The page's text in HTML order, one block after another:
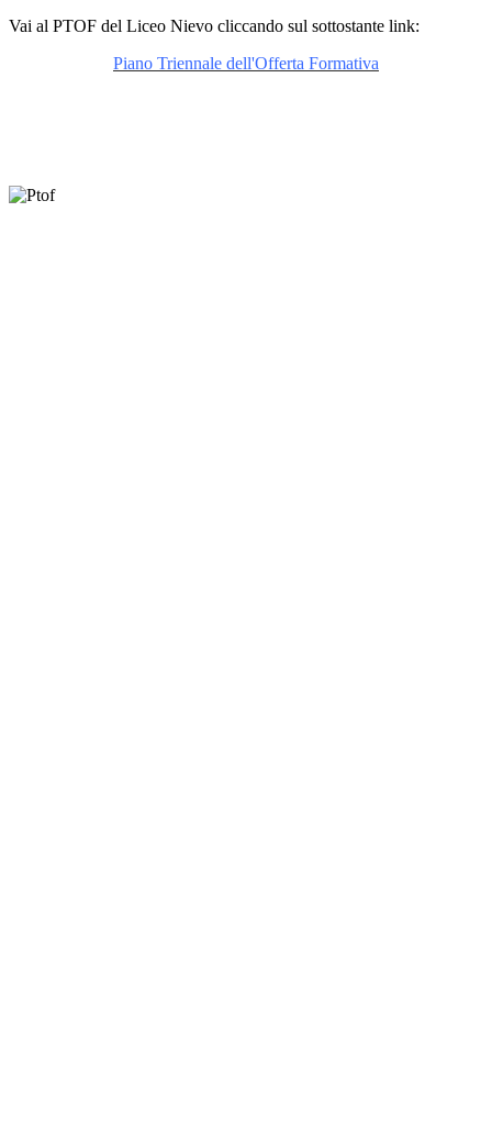
Vai al PTOF del Liceo Nievo cliccando sul sottostante link:
Piano Triennale dell'Offerta Formativa